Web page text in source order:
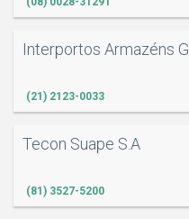
Interportos Armazéns
(21) 2123-0033
Tecon Suape S.A
(81) 3527-5200